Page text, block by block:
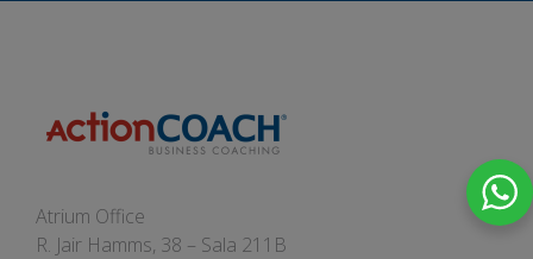
Atrium Office
R. Jair Hamms, 38 – Sala 211B